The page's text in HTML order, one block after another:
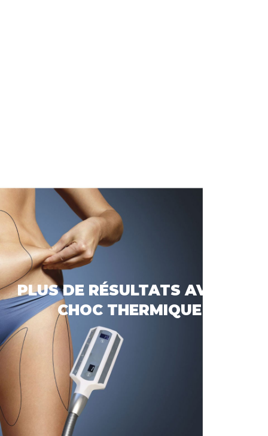
PLUS DE RÉSULTATS AVEC LE
CHOC THERMIQUE !